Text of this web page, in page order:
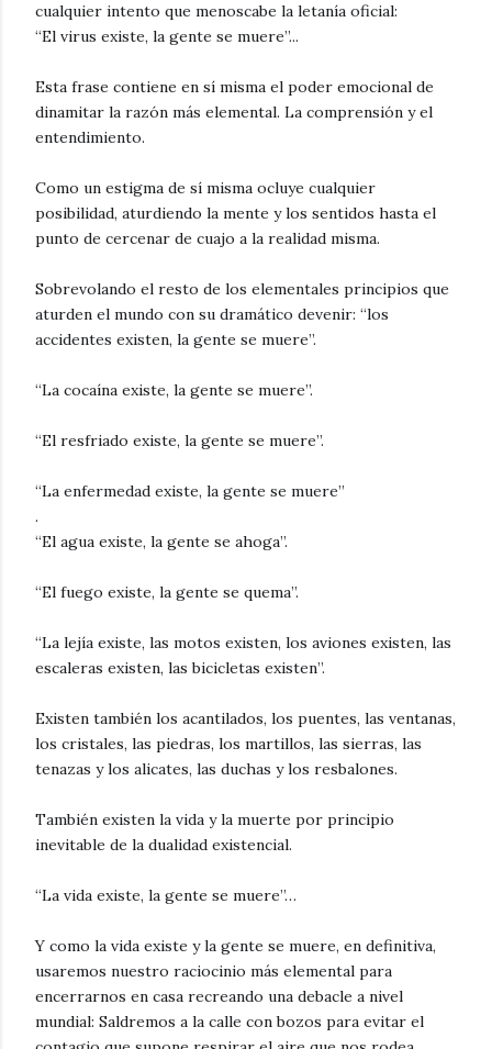
cualquier intento que menoscabe la letanía oficial:
“El virus existe, la gente se muere”...
Esta frase contiene en sí misma el poder emocional de
dinamitar la razón más elemental. La comprensión y el
entendimiento.
Como un estigma de sí misma ocluye cualquier
posibilidad, aturdiendo la mente y los sentidos hasta el
punto de cercenar de cuajo a la realidad misma.
Sobrevolando el resto de los elementales principios que
aturden el mundo con su dramático devenir: “los
accidentes existen, la gente se muere”.
“La cocaína existe, la gente se muere”.
“El resfriado existe, la gente se muere”.
“La enfermedad existe, la gente se muere”
.
“El agua existe, la gente se ahoga”.
“El fuego existe, la gente se quema”.
“La lejía existe, las motos existen, los aviones existen, las
escaleras existen, las bicicletas existen”.
Existen también los acantilados, los puentes, las ventanas,
los cristales, las piedras, los martillos, las sierras, las
tenazas y los alicates, las duchas y los resbalones.
También existen la vida y la muerte por principio
inevitable de la dualidad existencial.
“La vida existe, la gente se muere”…
Y como la vida existe y la gente se muere, en definitiva,
usaremos nuestro raciocinio más elemental para
encerrarnos en casa recreando una debacle a nivel
mundial: Saldremos a la calle con bozos para evitar el